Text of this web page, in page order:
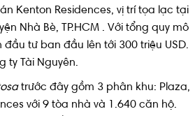
Kenton Residences, vị trí tọa lạc tại
Nhà Bè, TP.HCM . Với tổng quy mô
đầu tư ban đầu lên tới 300 triệu USD.
ty Tài Nguyên.
trước đây gồm 3 phân khu: Plaza,
với 9 tòa nhà và 1.640 căn hộ.